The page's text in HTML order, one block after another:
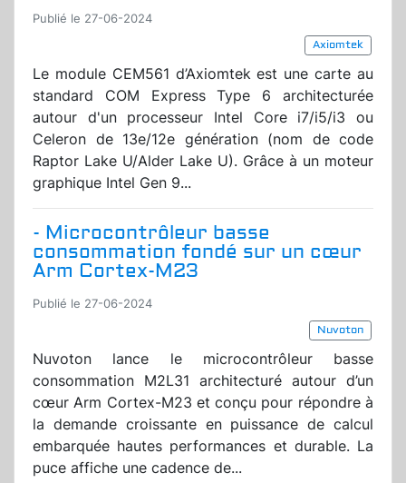
Publié le 27-06-2024
Axiomtek
Le module CEM561 d’Axiomtek est une carte au
standard COM Express Type 6 architecturée
autour d'un processeur Intel Core i7/i5/i3 ou
Celeron de 13e/12e génération (nom de code
Raptor Lake U/Alder Lake U). Grâce à un moteur
graphique Intel Gen 9...
- Microcontrôleur basse
consommation fondé sur un cœur
Arm Cortex-M23
Publié le 27-06-2024
Nuvoton
Nuvoton lance le microcontrôleur basse
consommation M2L31 architecturé autour d’un
cœur Arm Cortex-M23 et conçu pour répondre à
la demande croissante en puissance de calcul
embarquée hautes performances et durable. La
puce affiche une cadence de...